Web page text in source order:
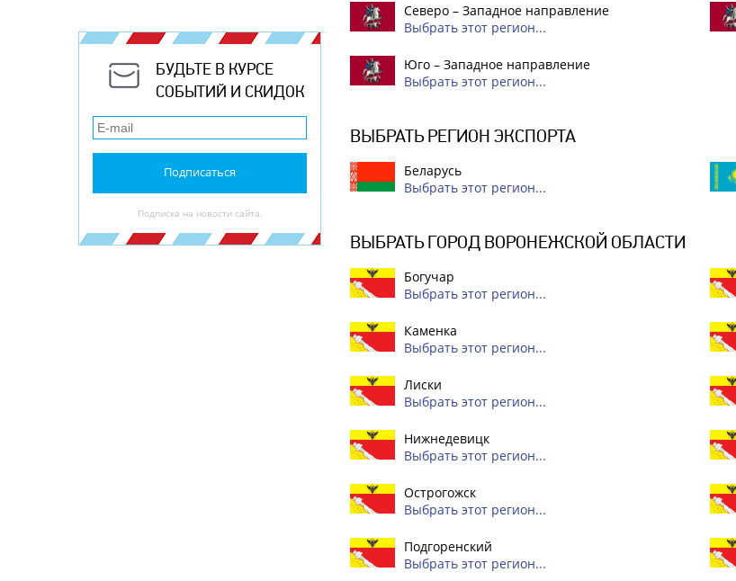
Северо – Западное направление
Выбрать этот регион...
Юго – Западное направление
Выбрать этот регион...
ВЫБРАТЬ РЕГИОН ЭКСПОРТА
Беларусь
Выбрать этот регион...
ВЫБРАТЬ ГОРОД ВОРОНЕЖСКОЙ ОБЛАСТИ
Богучар
Выбрать этот регион...
Каменка
Выбрать этот регион...
Лиски
Выбрать этот регион...
Нижнедевицк
Выбрать этот регион...
Острогожск
Выбрать этот регион...
Подгоренский
Выбрать этот регион...
БУДЬТЕ В КУРСЕ
СОБЫТИЙ И СКИДОК
Подписаться
Подписка на новости сайта.